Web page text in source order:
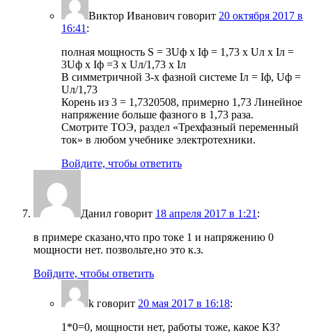
Виктор Иванович говорит 20 октября 2017 в
16:41 :
полная мощность S = 3Uф x Iф = 1,73 x Uл x Iл =
3Uф x Iф =3 x Uл/1,73 x Iл
В симметричной 3-х фазной системе Iл = Iф, Uф =
Uл/1,73
Корень из 3 = 1,7320508, примерно 1,73 Линейное
напряжение больше фазного в 1,73 раза.
Смотрите ТОЭ, раздел «Трехфазный переменный
ток» в любом учебнике электротехники.
Войдите, чтобы ответить
Данил говорит 18 апреля 2017 в 1:21 :
в примере сказано,что про токе 1 и напряжению 0
мощности нет. позвольте,но это к.з.
Войдите, чтобы ответить
k говорит 20 мая 2017 в 16:18:
1*0=0, мощности нет, работы тоже, какое КЗ?